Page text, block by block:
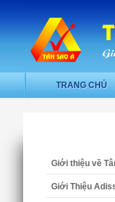
TRANG CHỦ
Giới thiệu về
Giới Thiệu